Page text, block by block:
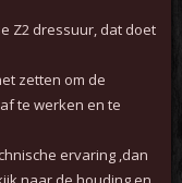
Z2 dressuur, dat doet
zetten om de
te werken en te
ervaring ,dan